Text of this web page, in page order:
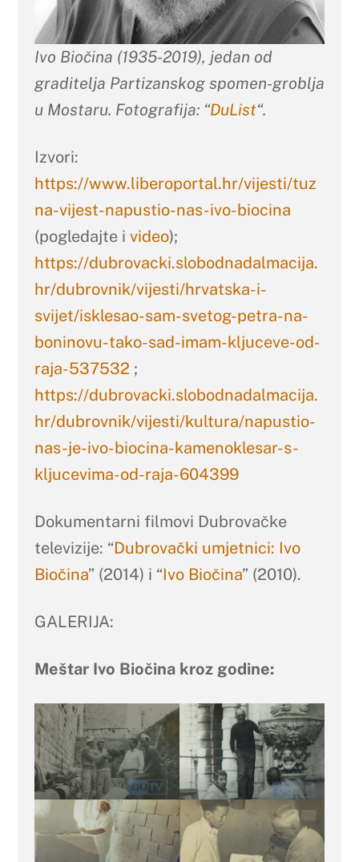
Ivo Biočina (1935-2019), jedan od
graditelja Partizanskog spomen-groblja
u Mostaru. Fotografija: “DuList“.
Izvori:
https://www.liberoportal.hr/vijesti/tuz
na-vijest-napustio-nas-ivo-biocina
(pogledajte i video);
https://dubrovacki.slobodnadalmacija.
hr/dubrovnik/vijesti/hrvatska-i-
svijet/isklesao-sam-svetog-petra-na-
boninovu-tako-sad-imam-kljuceve-od-
raja-537532 ;
https://dubrovacki.slobodnadalmacija.
hr/dubrovnik/vijesti/kultura/napustio-
nas-je-ivo-biocina-kamenoklesar-s-
kljucevima-od-raja-604399
Dokumentarni filmovi Dubrovačke
televizije: “Dubrovački umjetnici: Ivo
Biočina” (2014) i “Ivo Biočina” (2010).
GALERIJA:
Meštar Ivo Biočina kroz godine: